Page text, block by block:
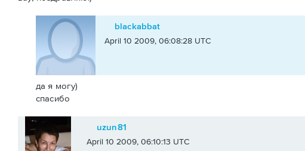
blackabbat
April 10 2009, 06:08:28 UTC
да я могу)
спасибо
uzun81
April 10 2009, 06:10:13 UTC